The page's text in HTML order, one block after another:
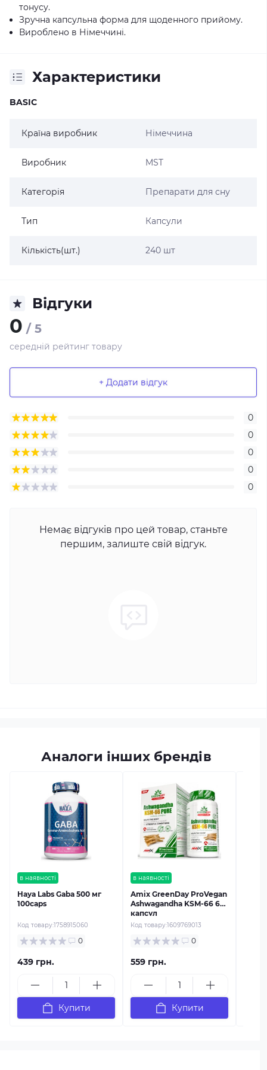
тонусу.
Зручна капсульна форма для щоденного прийому.
Вироблено в Німеччині.
Характеристики
BASIC
Країна виробник Німеччина
Виробник MST
Категорія Препарати для сну
Тип Капсули
Кількість(шт.) 240 шт
Відгуки
0 / 5
середній рейтинг товару
+ Додати відгук
0
0
0
0
0
Немає відгуків про цей товар, станьте
першим, залиште свій відгук.
Аналоги інших брендів
в наявності
Haya Labs Gaba 500 мг
100caps
Код товару:1758915060
0
439 грн.
Купити
в наявності
Amix GreenDay ProVegan
Ashwagandha KSM-66 60
капсул
Код товару:1609769013
0
559 грн.
Купити